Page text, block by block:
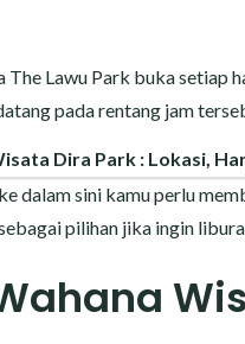
The Lawu Park buka setiap
pada rentang jam
Dira Park : Lokasi,
dalam sini kamu perlu
pilihan jika ingin